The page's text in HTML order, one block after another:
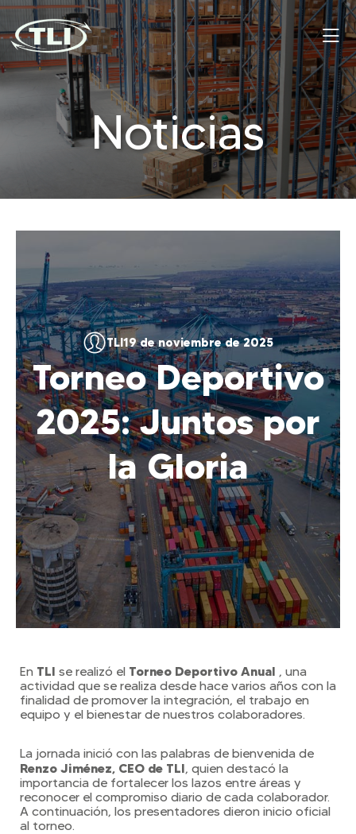
Noticias
TLI19 de noviembre de 2025
Torneo Deportivo
2025: Juntos por
la Gloria
En TLI se realizó el Torneo Deportivo Anual , una
actividad que se realiza desde hace varios años con la
finalidad de promover la integración, el trabajo en
equipo y el bienestar de nuestros colaboradores.
La jornada inició con las palabras de bienvenida de
Renzo Jiménez, CEO de TLI, quien destacó la
importancia de fortalecer los lazos entre áreas y
reconocer el compromiso diario de cada colaborador.
A continuación, los presentadores dieron inicio oficial
al torneo.